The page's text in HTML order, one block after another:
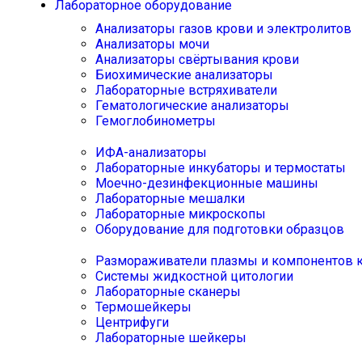
Лабораторное оборудование
Анализаторы газов крови и электролитов
Анализаторы мочи
Анализаторы свёртывания крови
Биохимические анализаторы
Лабораторные встряхиватели
Гематологические анализаторы
Гемоглобинометры
ИФА-анализаторы
Лабораторные инкубаторы и термостаты
Моечно-дезинфекционные машины
Лабораторные мешалки
Лабораторные микроскопы
Оборудование для подготовки образцов
Размораживатели плазмы и компонентов
Системы жидкостной цитологии
Лабораторные сканеры
Термошейкеры
Центрифуги
Лабораторные шейкеры